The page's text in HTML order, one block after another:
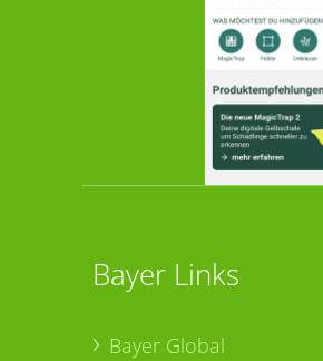
Bayer Links
Bayer Global